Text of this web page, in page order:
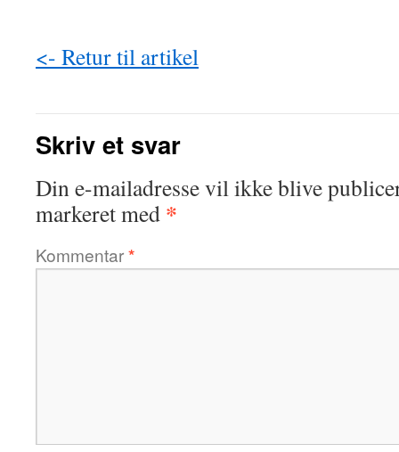
<- Retur til artikel
Skriv et svar
Din e-mailadresse vil ikke blive
markeret med *
Kommentar*